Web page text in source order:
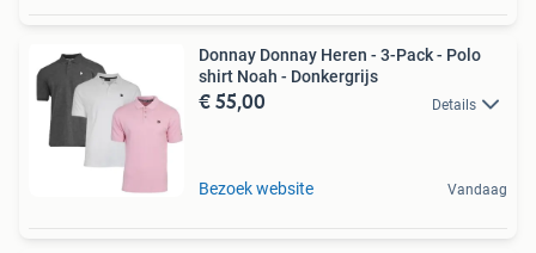
Donnay Donnay Heren - 3-Pack - Polo
shirt Noah - Donkergrijs
€ 55,00 Details
Bezoek website Vandaag